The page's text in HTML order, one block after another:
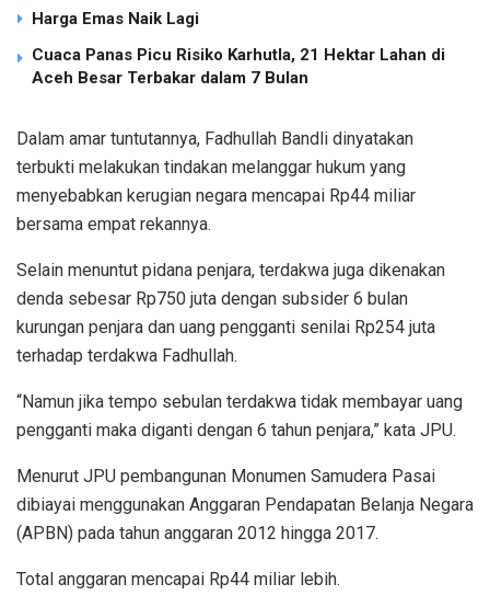
Harga Emas Naik Lagi
Cuaca Panas Picu Risiko Karhutla, 21 Hektar Lahan di
Aceh Besar Terbakar dalam 7 Bulan
Dalam amar tuntutannya, Fadhullah Bandli dinyatakan
terbukti melakukan tindakan melanggar hukum yang
menyebabkan kerugian negara mencapai Rp44 miliar
bersama empat rekannya.
Selain menuntut pidana penjara, terdakwa juga dikenakan
denda sebesar Rp750 juta dengan subsider 6 bulan
kurungan penjara dan uang pengganti senilai Rp254 juta
terhadap terdakwa Fadhullah.
“Namun jika tempo sebulan terdakwa tidak membayar uang
pengganti maka diganti dengan 6 tahun penjara,” kata JPU.
Menurut JPU pembangunan Monumen Samudera Pasai
dibiayai menggunakan Anggaran Pendapatan Belanja Negara
(APBN) pada tahun anggaran 2012 hingga 2017.
Total anggaran mencapai Rp44 miliar lebih.